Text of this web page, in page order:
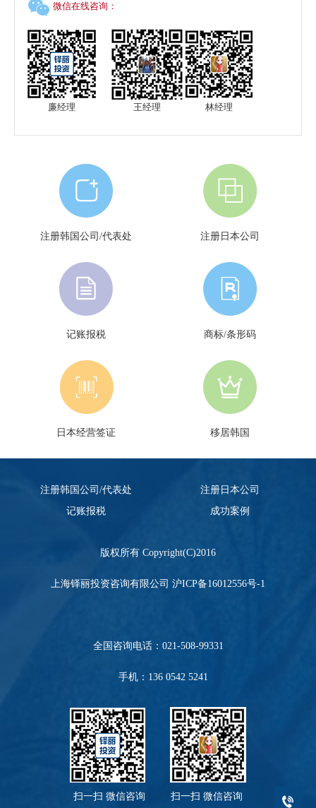
微信在线咨询：
廉经理 王经理 林经理
注册韩国公司/代表处 注册日本公司
记账报税 商标/条形码
日本经营签证 移居韩国
注册韩国公司/代表处
注册日本公司
记账报税
成功案例
版权所有 Copyright(C)2016
上海铎丽投资咨询有限公司 沪ICP备16012556号-1
全国咨询电话： 021-508-99331
手机：136 0542 5241
扫一扫 微信咨询 扫一扫 微信咨询